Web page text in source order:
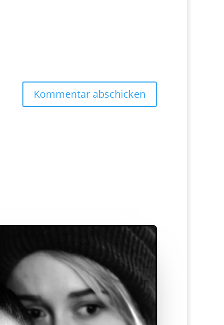
Kommentar abschicken